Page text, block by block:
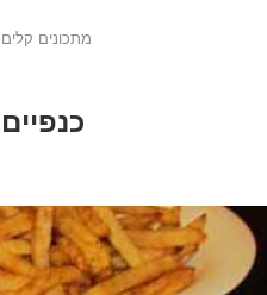
מתכונים קלים